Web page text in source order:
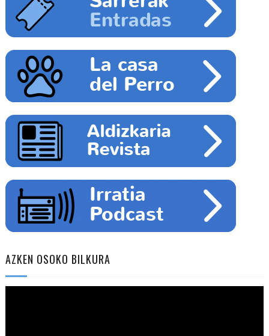
AZKEN OSOKO BILKURA